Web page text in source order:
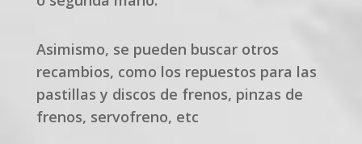
Asimismo, se pueden buscar otros
recambios, como los repuestos para las
pastillas y discos de frenos, pinzas de
frenos, servofreno, etc